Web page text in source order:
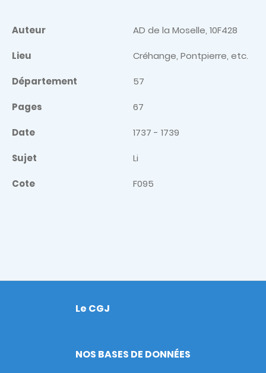
Auteur AD de la Moselle, 10F428
Lieu Créhange, Pontpierre, etc.
Département 57
Pages 67
Date 1737 - 1739
Sujet Li
Cote F095
Footer
Le CGJ
NOS BASES DE DONNÉES